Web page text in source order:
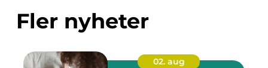
Fler nyheter
02. aug